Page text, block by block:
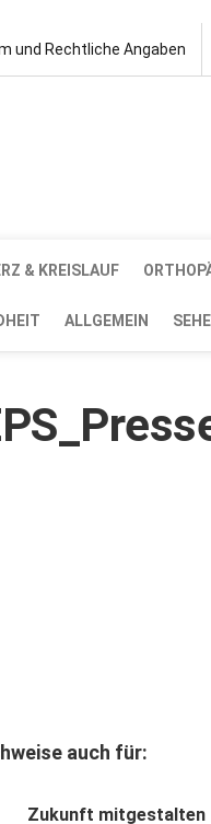
und Rechtliche Angaben
& KREISLAUF
ALLGEMEIN
auch für:
Zukunft mitgestalten